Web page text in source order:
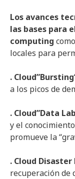
Los avances
las bases para
computing
locales para
. Cloud”Bursting
a los picos de
. Cloud”Data Lab
y el
promueve la
. Cloud Disaster
recuperación de